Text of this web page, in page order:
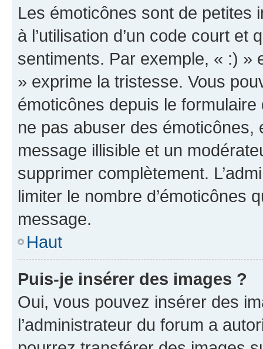
Les émoticônes sont de petites
à l’utilisation d’un code court et
sentiments. Par exemple, « :) »
» exprime la tristesse. Vous
émoticônes depuis le
ne pas abuser des
message illisible et un
supprimer complètement.
limiter le nombre d’émoticônes
message.
Haut
Puis-je insérer des images ?
Oui, vous pouvez insérer des
l’administrateur du forum a